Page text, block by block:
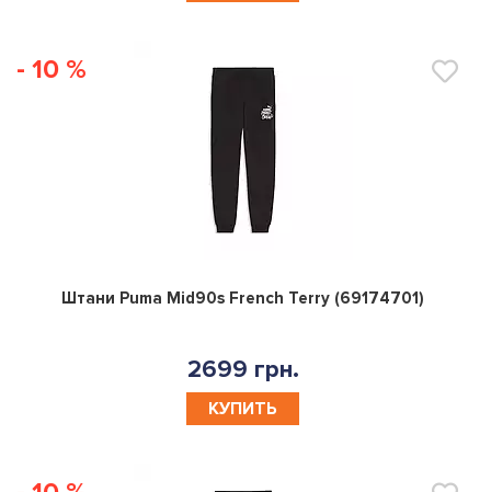
- 10 %
0
Штани Puma Mid90s French Terry (69174701)
2699 грн.
КУПИТЬ